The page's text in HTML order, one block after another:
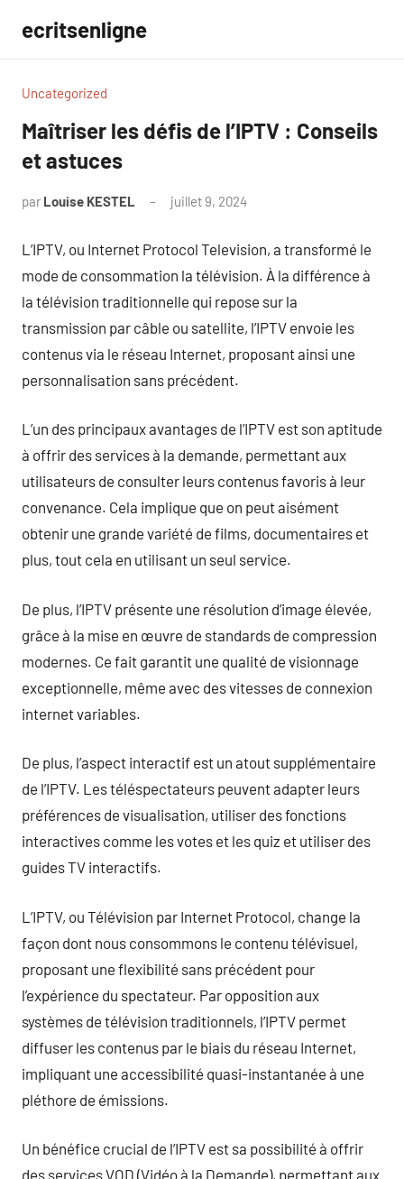
contenu
ecritsenligne
Uncategorized
Maîtriser les défis de l’IPTV : Conseils
et astuces
par Louise KESTEL juillet 9, 2024
L’IPTV, ou Internet Protocol Television, a transformé le
mode de consommation la télévision. À la différence à
la télévision traditionnelle qui repose sur la
transmission par câble ou satellite, l’IPTV envoie les
contenus via le réseau Internet, proposant ainsi une
personnalisation sans précédent.
L’un des principaux avantages de l’IPTV est son aptitude
à offrir des services à la demande, permettant aux
utilisateurs de consulter leurs contenus favoris à leur
convenance. Cela implique que on peut aisément
obtenir une grande variété de films, documentaires et
plus, tout cela en utilisant un seul service.
De plus, l’IPTV présente une résolution d’image élevée,
grâce à la mise en œuvre de standards de compression
modernes. Ce fait garantit une qualité de visionnage
exceptionnelle, même avec des vitesses de connexion
internet variables.
De plus, l’aspect interactif est un atout supplémentaire
de l’IPTV. Les téléspectateurs peuvent adapter leurs
préférences de visualisation, utiliser des fonctions
interactives comme les votes et les quiz et utiliser des
guides TV interactifs.
L’IPTV, ou Télévision par Internet Protocol, change la
façon dont nous consommons le contenu télévisuel,
proposant une flexibilité sans précédent pour
l’expérience du spectateur. Par opposition aux
systèmes de télévision traditionnels, l’IPTV permet
diffuser les contenus par le biais du réseau Internet,
impliquant une accessibilité quasi-instantanée à une
pléthore de émissions.
Un bénéfice crucial de l’IPTV est sa possibilité à offrir
des services VOD (Vidéo à la Demande), permettant aux